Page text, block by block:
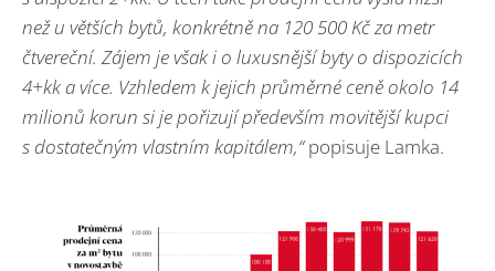
než u větších bytů, konkrétně na 120 500 Kč za metr
čtvereční. Zájem je však i o luxusnější byty o dispozicích
4+kk a více. Vzhledem k jejich průměrné ceně okolo 14
milionů korun si je pořizují především movitější kupci
s dostatečným vlastním kapitálem,“popisuje Lamka.